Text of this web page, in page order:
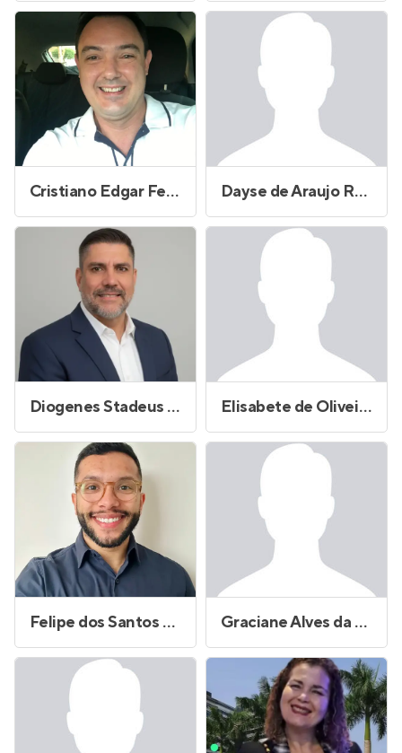
Cristiano Edgar Fernandes Rizo Dayse de Araujo Rodrigues Amorim
Diogenes Stadeus Andrade Elisabete de Oliveira
Felipe dos Santos Laurindo Graciane Alves da Costa